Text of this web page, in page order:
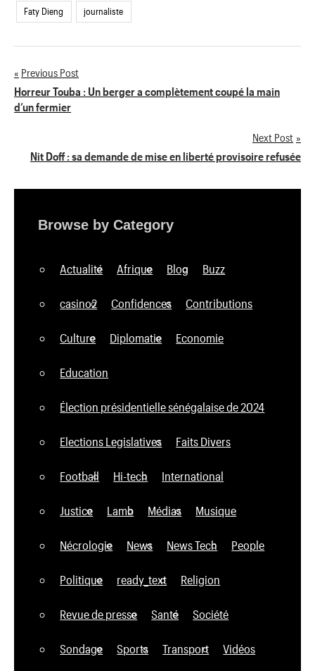
Faty Dieng journaliste
Navigation
de
Previous Post
Horreur Touba : Un berger a complètement coupé la main
d’un fermier
Next Post
Nit Doff : sa demande de mise en liberté provisoire refusée
Browse by Category
Actualité Afrique Blog Buzz
casino2 Confidences Contributions
Culture Diplomatie Economie
Education
Élection présidentielle sénégalaise de 2024
Elections Legislatives Faits Divers
Football Hi-tech International
Justice Lamb Médias Musique
Nécrologie News News Tech People
Politique ready_text Religion
Revue de presse Santé Société
Sondage Sports Transport Vidéos